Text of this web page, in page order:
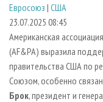
ПРОИЗВОДСТВО
ДЕРЕВЯННОЕ
ПРОИЗВОДСТВО
БИОЭНЕРГЕТИКА
ЦБП
МОБИЛЬНЫЕ
ОФИЦИАЛЬНЫЕ
ПРИОРИТЕТНЫЕ
RUSSIAN
ГАЗЕТА
РЕКЛАМА НА САЙТЕ
Евросоюз | США
23.07.2025 08:45
Американская
(AF&PA) выразила
правительства США по
Союзом, особенно
Брок, президент и